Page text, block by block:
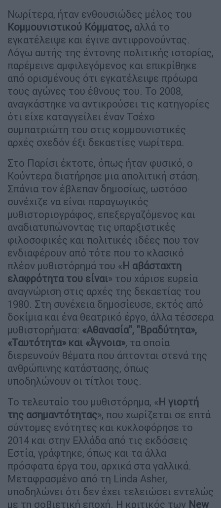
Νωρίτερα, ήταν ενθουσιώδες μέλος του
Κομμουνιστικού Κόμματος, αλλά το
εγκατέλειψε και έγινε αντιφρονούντας.
Λόγω αυτής της έντονης πολιτικής ιστορίας,
παρέμεινε αμφιλεγόμενος και επικρίθηκε
από ορισμένους ότι εγκατέλειψε πρόωρα
τους αγώνες του έθνους του. Το 2008,
αναγκάστηκε να αντικρούσει τις κατηγορίες
ότι είχε καταγγείλει έναν Τσέχο
συμπατριώτη του στις κομμουνιστικές
αρχές σχεδόν έξι δεκαετίες νωρίτερα.
Στο Παρίσι έκτοτε, όπως ήταν φυσικό, ο
Κούντερα διατήρησε μια απολιτική στάση.
Σπάνια τον έβλεπαν δημοσίως, ωστόσο
συνέχιζε να είναι παραγωγικός
μυθιστοριογράφος, επεξεργαζόμενος και
αναδιατυπώνοντας τις υπαρξιστικές
φιλοσοφικές και πολιτικές ιδέες που τον
ενδιαφέρουν από τότε που το κλασικό
πλέον μυθιστόρημά του «Η αβάσταχτη
ελαφρότητα του είναι» του χάρισε ευρεία
αναγνώριση στις αρχές της δεκαετίας του
1980. Στη συνέχεια δημοσίευσε, εκτός από
δοκίμια και ένα θεατρικό έργο, άλλα τέσσερα
μυθιστορήματα: «Αθανασία", "Βραδύτητα»,
«Ταυτότητα» και «Άγνοια», τα οποία
διερευνούν θέματα που άπτονται στενά της
ανθρώπινης κατάστασης, όπως
υποδηλώνουν οι τίτλοι τους.
Το τελευταίο του μυθιστόρημα, «Η γιορτή
της ασημαντότητας», που χωρίζεται σε επτά
σύντομες ενότητες και κυκλοφόρησε το
2014 και στην Ελλάδα από τις εκδόσεις
Εστία, γράφτηκε, όπως και τα άλλα
πρόσφατα έργα του, αρχικά στα γαλλικά.
Μεταφρασμένο από τη Linda Asher,
υποδηλώνει ότι δεν έχει τελειώσει εντελώς
με τη σοβιετική εποχή. Η κριτικός των New